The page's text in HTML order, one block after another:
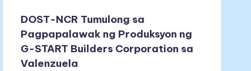
DOST-NCR Tumulong sa
Pagpapalawak ng Produksyon ng
G-START Builders Corporation sa
Valenzuela